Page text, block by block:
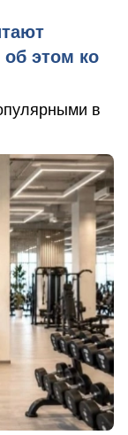
об этом ко
в